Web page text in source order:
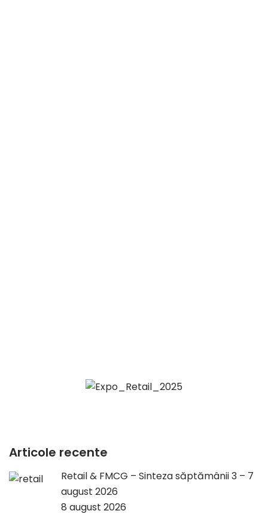
Articole recente
Retail & FMCG – Sinteza săptămânii 3 – 7
august 2026
8 august 2026